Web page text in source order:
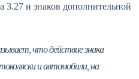
3.27 и знаков дополнительной
что действие знака
и автомобили, на